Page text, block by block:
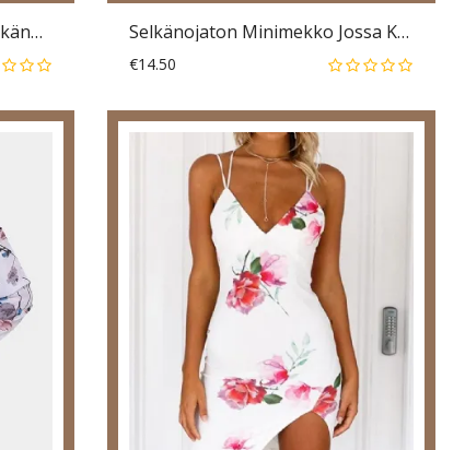
Kukkakuvioinen Hihaton Selkänojaton Juhlamekko Selkänojaton Minimekko Jossa Kukkakuvioinen Riimu
€14.50